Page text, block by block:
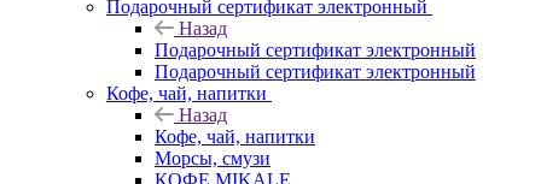
Подарочный сертификат электронный
Назад
Подарочный сертификат электронный
Подарочный сертификат электронный
Кофе, чай, напитки
Назад
Кофе, чай, напитки
Морсы, смузи
КОФЕ MIKALE